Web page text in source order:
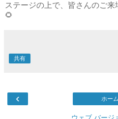
ステージの上で、皆さんのご来
🌻
共有
‹ ホーム
ウェブ バージ